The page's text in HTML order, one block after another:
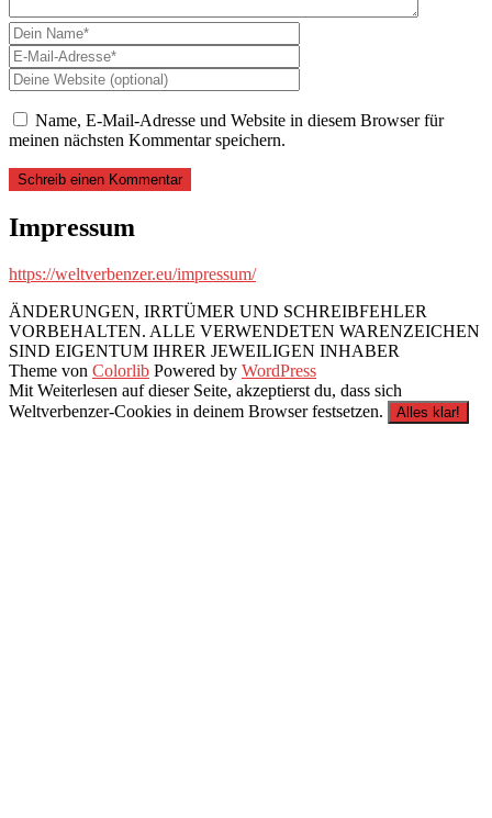
Name, E-Mail-Adresse und Website in diesem Browser für
meinen nächsten Kommentar speichern.
Impressum
https://weltverbenzer.eu/impressum/
ÄNDERUNGEN, IRRTÜMER UND SCHREIBFEHLER
VORBEHALTEN. ALLE VERWENDETEN WARENZEICHEN
SIND EIGENTUM IHRER JEWEILIGEN INHABER
Theme von Colorlib Powered by WordPress
Mit Weiterlesen auf dieser Seite, akzeptierst du, dass sich
Weltverbenzer-Cookies in deinem Browser festsetzen.
Alles klar!